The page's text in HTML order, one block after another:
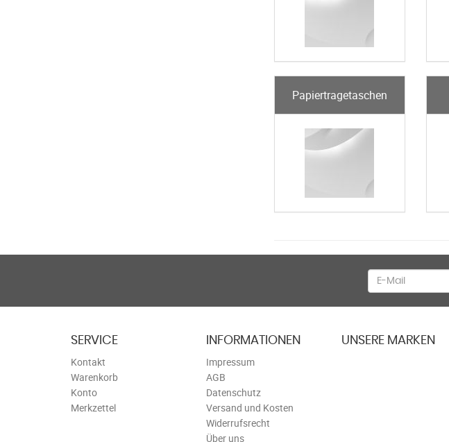
Papiertragetaschen
Newsletter
SERVICE
Kontakt
Warenkorb
Konto
Merkzettel
INFORMATIONEN
Impressum
AGB
Datenschutz
Versand und Kosten
Widerrufsrecht
Über uns
UNSERE MARKEN